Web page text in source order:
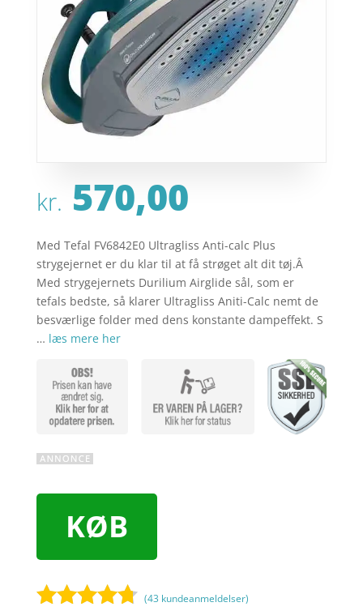
kr. 570,00
Med Tefal FV6842E0 Ultragliss Anti-calc Plus
strygejernet er du klar til at få strøget alt dit tøj.Â
Med strygejernets Durilium Airglide sål, som er
tefals bedste, så klarer Ultragliss Aniti-Calc nemt de
besværlige folder med dens konstante dampeffekt. S
… læs mere her
KØB
(43 kundeanmeldelser)